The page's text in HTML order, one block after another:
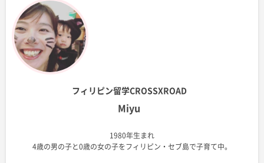
フィリピン留学CROSSXROAD
Miyu
1980年生まれ
4歳の男の子と0歳の女の子をフィリピン・セブ島で子育て中。